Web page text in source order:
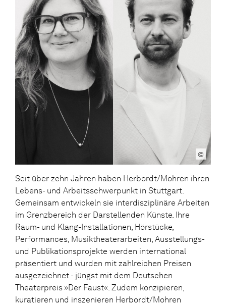
©
Seit über zehn Jahren haben Herbordt/Mohren ihren
Lebens- und Arbeitsschwerpunkt in Stuttgart.
Gemeinsam entwickeln sie interdisziplinäre Arbeiten
im Grenzbereich der Darstellenden Künste. Ihre
Raum- und Klang-Installationen, Hörstücke,
Performances, Musiktheaterarbeiten, Ausstellungs-
und Publikationsprojekte werden international
präsentiert und wurden mit zahlreichen Preisen
ausgezeichnet - jüngst mit dem Deutschen
Theaterpreis »Der Faust«. Zudem konzipieren,
kuratieren und inszenieren Herbordt/Mohren